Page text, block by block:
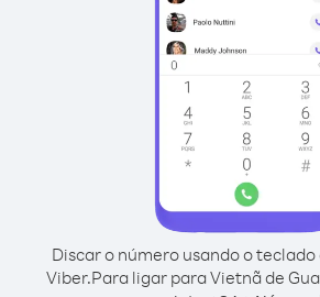
Discar o número usando o
Viber.Para ligar para Vietnã de